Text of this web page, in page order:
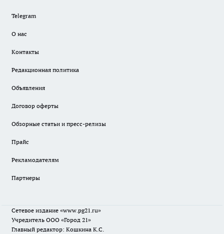
Telegram
О нас
Контакты
Редакционная политика
Объявления
Договор оферты
Обзорные статьи и пресс-релизы
Прайс
Рекламодателям
Партнеры
Сетевое издание «www.pg21.ru»
Учредитель ООО «Город 21»
Главный редактор: Кошкина К.С.